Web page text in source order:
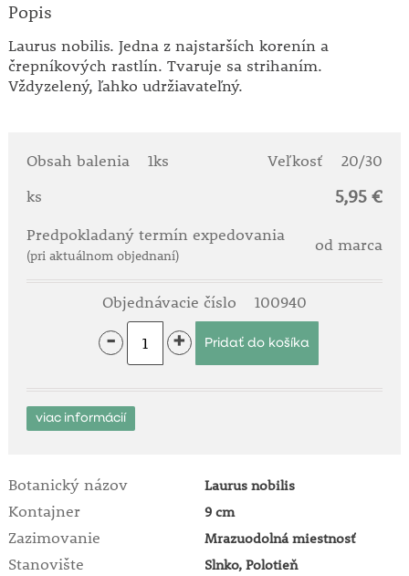
Popis
Laurus nobilis. Jedna z najstarších korenín a
črepníkových rastlín. Tvaruje sa strihaním.
Vždyzelený, ľahko udržiavateľný.
Obsah balenia 1ks Veľkosť
20/30
ks
5,95 €
Predpokladaný termín expedovania
(pri aktuálnom objednaní)
od marca
Objednávacie číslo 100940
- +
viac informácií
Botanický názov Laurus nobilis
Kontajner 9 cm
Zazimovanie Mrazuodolná miestnosť
Stanovište Slnko, Polotieň